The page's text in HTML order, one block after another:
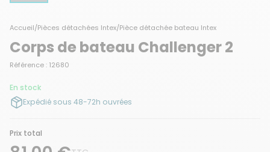
Accueil/Pièces détachées Intex/Pièce détachée bateau Intex
Corps de bateau Challenger 2
Référence : 12680
En stock
Expédié sous 48-72h ouvrées
Prix total